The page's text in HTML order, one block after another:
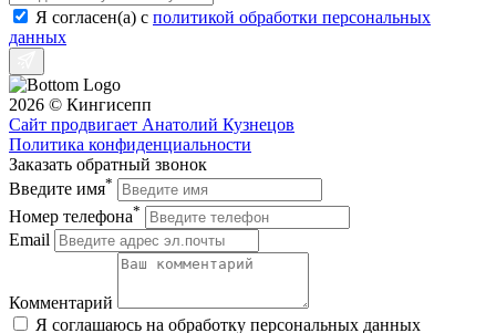
Я согласен(a) с политикой обработки персональных
данных
2026 © Кингисепп
Сайт продвигает Анатолий Кузнецов
Политика конфиденциальности
Заказать обратный звонок
Введите имя*
Номер телефона*
Email
Комментарий
Я соглашаюсь на обработку персональных данных